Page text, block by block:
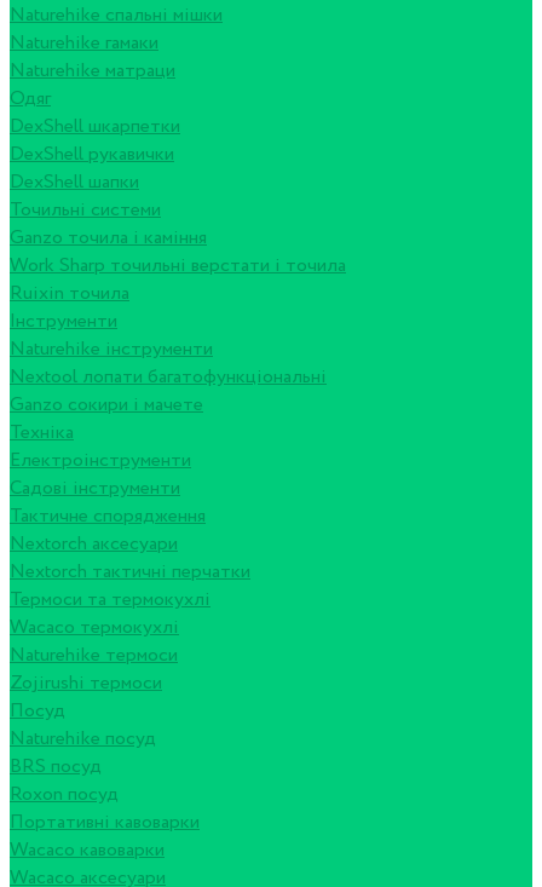
Naturehike спальні мішки
Naturehike гамаки
Naturehike матраци
Одяг
DexShell шкарпетки
DexShell рукавички
DexShell шапки
Точильні системи
Ganzo точила і каміння
Work Sharp точильні верстати і точила
Ruixin точила
Інструменти
Naturehike інструменти
Nextool лопати багатофункціональні
Ganzo сокири і мачете
Техніка
Електроінструменти
Садові інструменти
Тактичне спорядження
Nextorch аксесуари
Nextorch тактичні перчатки
Термоси та термокухлі
Wacaco термокухлі
Naturehike термоси
Zojirushi термоси
Посуд
Naturehike посуд
BRS посуд
Roxon посуд
Портативні кавоварки
Wacaco кавоварки
Wacaco аксесуари